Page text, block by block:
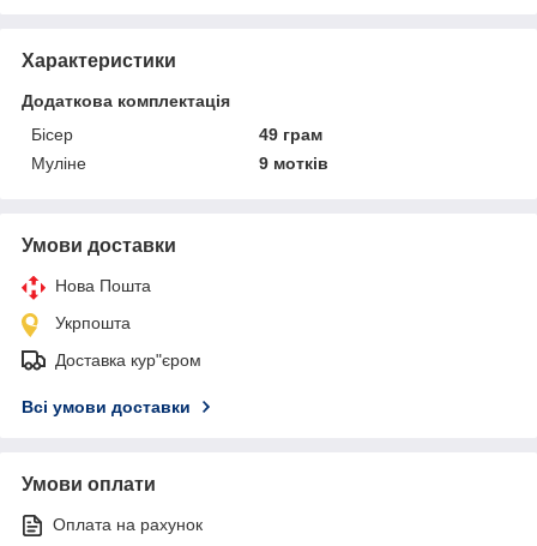
Характеристики
Додаткова комплектація
Бісер
49 грам
Муліне
9 мотків
Умови доставки
Нова Пошта
Укрпошта
Доставка кур"єром
Всі умови доставки
Умови оплати
Оплата на рахунок